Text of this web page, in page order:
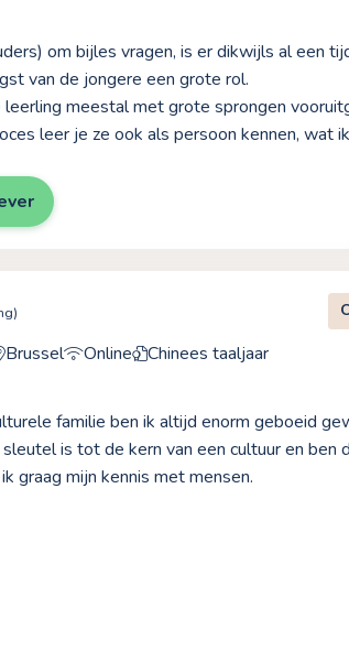
om bijles vragen, is er dikwijls al een
van de jongere een grote rol.
leerling meestal met grote sprongen
leer je ze ook als persoon kennen, wat
Brussel Online Chinees taaljaar
familie ben ik altijd enorm geboeid
is tot de kern van een cultuur en ben
graag mijn kennis met mensen.